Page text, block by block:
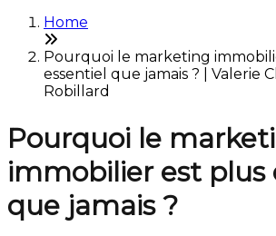
Home
Pourquoi le marketing
essentiel que jamais ? | Valerie
Robillard
Pourquoi le
immobilier est plus
que jamais ?